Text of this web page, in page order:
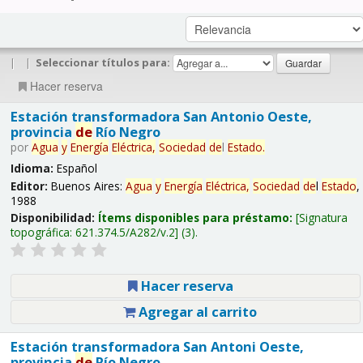
| | Seleccionar títulos para:
Hacer reserva
Estación transformadora San Antonio Oeste,
provincia deRío Negro
por Agua y Energía Eléctrica, Sociedad del Estado.
Idioma: Español
Editor: Buenos Aires: Agua y Energía Eléctrica, Sociedad del Estado,
1988
Disponibilidad: Ítems disponibles para préstamo: Signatura
topográfica: 621.374.5/A282/v.2 (3).
Hacer reserva
Agregar al carrito
Estación transformadora San Antoni Oeste,